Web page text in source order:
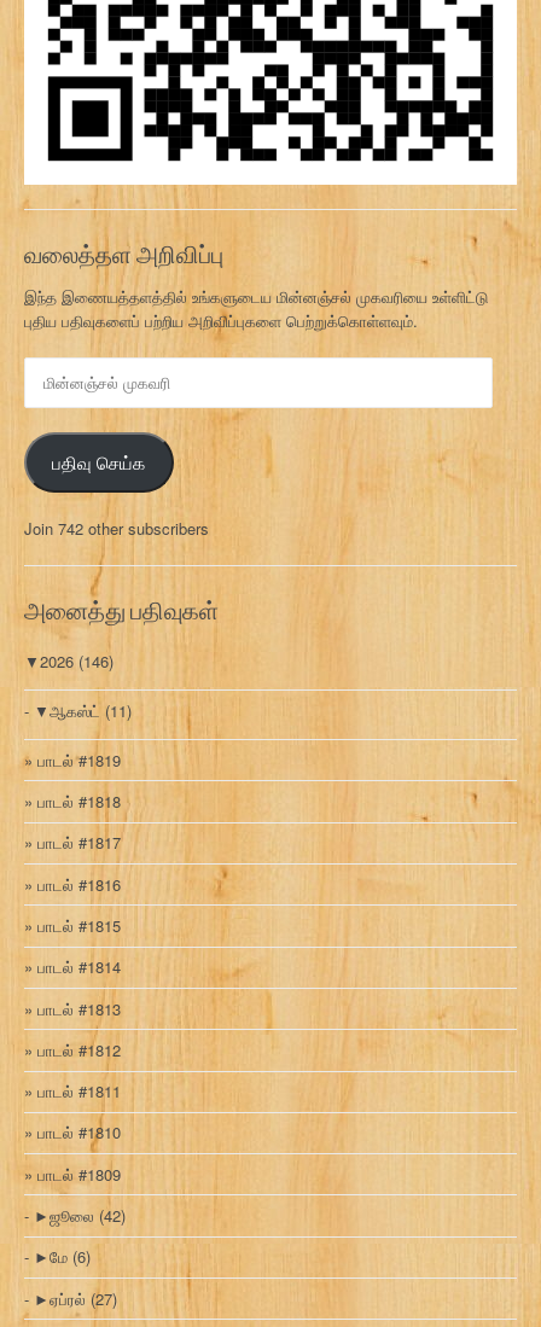
வலைத்தள அறிவிப்பு
இந்த இணையத்தளத்தில் உங்களுடைய மின்னஞ்சல் முகவரியை உள்ளிட்டு
புதிய பதிவுகளைப் பற்றிய அறிவிப்புகளை பெற்றுக்கொள்ளவும்.
ன
ஞ்
ச
ல்
க
வ
பதிவு செய்க
Join 742 other subscribers
அனைத்து பதிவுகள்
▼2026 (146)
▼ஆகஸ்ட் (11)
பாடல் #1819
பாடல் #1818
பாடல் #1817
பாடல் #1816
பாடல் #1815
பாடல் #1814
பாடல் #1813
பாடல் #1812
பாடல் #1811
பாடல் #1810
பாடல் #1809
►ஜூலை (42)
►மே (6)
►ஏப்ரல் (27)